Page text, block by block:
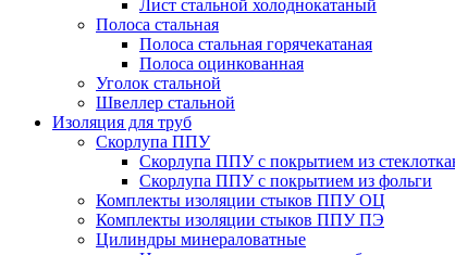
Лист стальной холоднокатаный
Полоса стальная
Полоса стальная горячекатаная
Полоса оцинкованная
Уголок стальной
Швеллер стальной
Изоляция для труб
Скорлупа ППУ
Скорлупа ППУ с покрытием из
Скорлупа ППУ с покрытием из фольги
Комплекты изоляции стыков ППУ ОЦ
Комплекты изоляции стыков ППУ ПЭ
Цилиндры минераловатные